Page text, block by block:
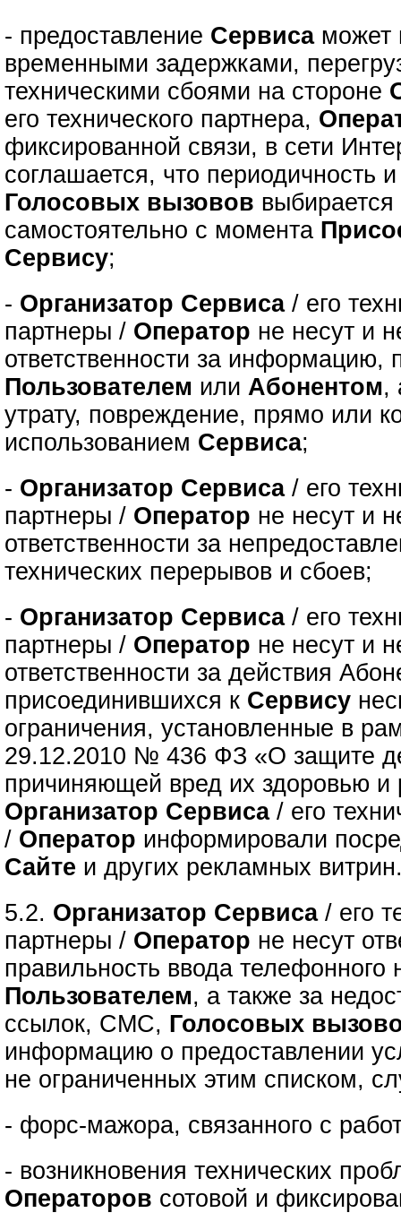
- предоставление Сервиса может
временными задержками,
техническими сбоями на стороне
его технического партнера,
фиксированной связи, в сети
соглашается, что периодичность
Голосовых вызовов выбирается
самостоятельно с момента
Сервису;
- Организатор Сервиса/ его
партнеры / Оператор не несут и
ответственности за информацию,
Пользователем илиАбонентом,
утрату, повреждение, прямо или
использованием Сервиса;
- Организатор Сервиса/ его
партнеры / Оператор не несут и
ответственности за
технических перерывов и сбоев;
- Организатор Сервиса/ его
партнеры / Оператор не несут и
ответственности за действия
присоединившихся к Сервису
ограничения, установленные в
29.12.2010 № 436 ФЗ «О защите
причиняющей вред их здоровью и
Организатор Сервиса/ его
/ Оператор информировали
Сайте и других рекламных
5.2. Организатор Сервиса/ его
партнеры / Оператор не несут
правильность ввода телефонного
Пользователем, а также за
ссылок, СМС, Голосовых
информацию о предоставлении
не ограниченных этим списком,
- форс-мажора, связанного с
- возникновения технических
Операторов сотовой и